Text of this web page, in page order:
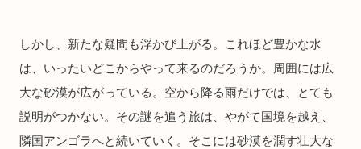
しかし、新たな疑問も浮かび上がる。これほど豊かな水
は、いったいどこからやって来るのだろうか。周囲には広
大な砂漠が広がっている。空から降る雨だけでは、とても
説明がつかない。その謎を追う旅は、やがて国境を越え、
隣国アンゴラへと続いていく。そこには砂漠を潤す壮大な